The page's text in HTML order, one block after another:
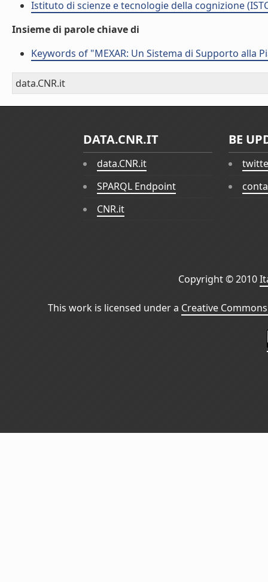
Istituto di scienze e tecnologie della cognizione
Insieme di parole chiave di
Keywords of "MEXAR: Un Sistema di Supporto alla
data.CNR.it
DATA.CNR.IT
data.CNR.it
SPARQL Endpoint
CNR.it
BE
Copyright © 2010
This work is licensed under a Creative